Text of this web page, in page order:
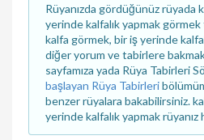
Rüyanızda gördüğünüz rüyada
yerinde kalfalık yapmak
kalfa görmek, bir iş yerinde
diğer yorum ve tabirlere
sayfamıza yada Rüya Tabirleri
başlayan Rüya Tabirleri
benzer rüyalara bakabilirsiniz.
yerinde kalfalık yapmak rüyanız